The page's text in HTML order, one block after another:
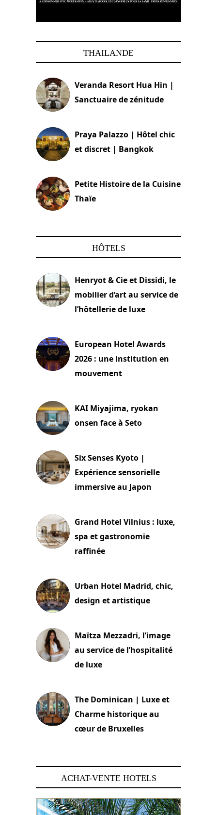
THAILANDE
Veranda Resort Hua Hin |
Sanctuaire de zénitude
Praya Palazzo | Hôtel chic
et discret | Bangkok
Petite Histoire de la Cuisine
Thaïe
HÔTELS
Henryot & Cie et Dissidi, le
mobilier d’art au service de
l’hôtellerie de luxe
European Hotel Awards
2026 : une institution en
mouvement
KAI Miyajima, ryokan
onsen face à Seto
Six Senses Kyoto |
Expérience sensorielle
immersive au Japon
Grand Hotel Vilnius : luxe,
spa et gastronomie
raffinée
Urban Hotel Madrid, chic,
design et artistique
Maïtza Mezzadri, l’image
au service de l’hospitalité
de luxe
The Dominican | Luxe et
Charme historique au
cœur de Bruxelles
ACHAT-VENTE HOTELS